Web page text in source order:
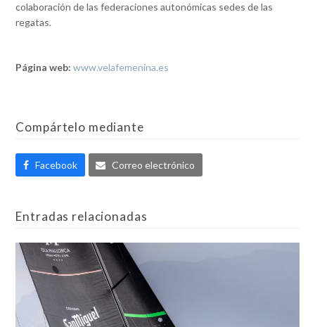
colaboración de las federaciones autonómicas sedes de las
regatas.
Página web: www.velafemenina.es
Compártelo mediante
Facebook Correo electrónico
Entradas relacionadas